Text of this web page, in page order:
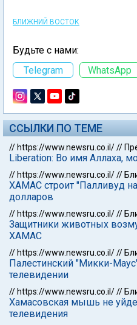
БЛИЖНИЙ ВОСТОК
Будьте с нами:
Telegram
WhatsApp
ССЫЛКИ ПО ТЕМЕ
// https://www.newsru.co.il///
Liberation: Во имя Аллаха,
// https://www.newsru.co.il///
ХАМАС строит "Пaлливуд
долларов
// https://www.newsru.co.il///
Защитники животных
ХАМАС
// https://www.newsru.co.il///
Палестинский "Микки-
телевидении
// https://www.newsru.co.il///
Хамасовская мышь не
телевидения